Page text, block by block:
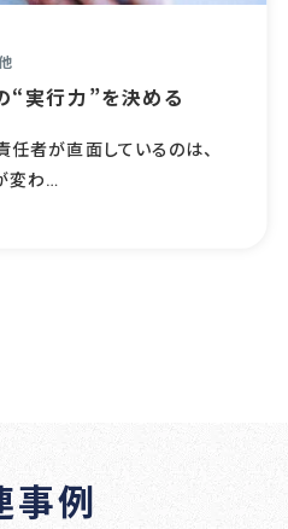
“実行力”を決める
任者が直面しているのは、
変わ…
事例